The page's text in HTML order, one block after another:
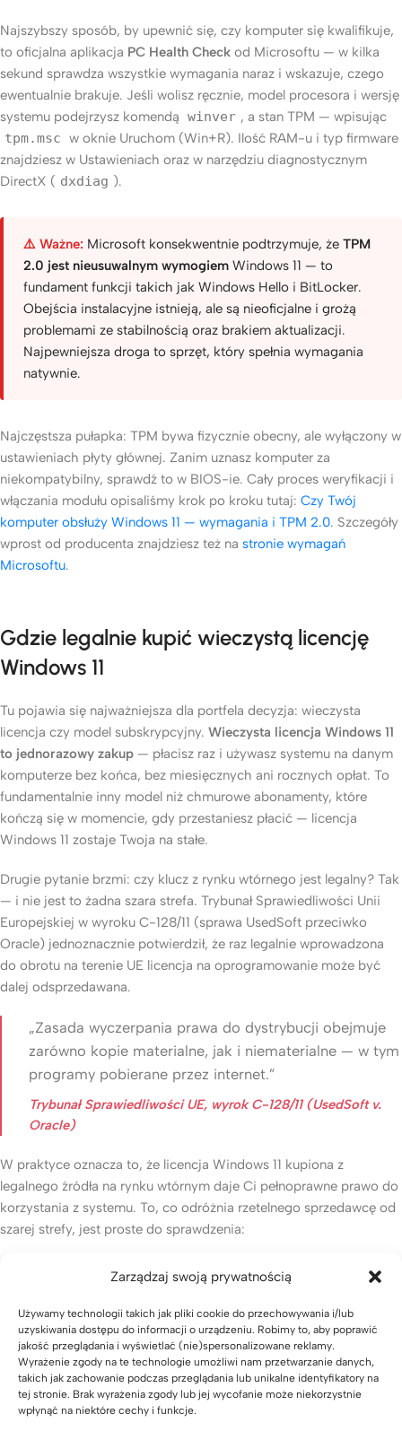
Zarządzaj swoją prywatnością
Używamy technologii takich jak pliki cookie do przechowywania i/lub
uzyskiwania dostępu do informacji o urządzeniu. Robimy to, aby poprawić
jakość przeglądania i wyświetlać (nie)spersonalizowane reklamy.
Wyrażenie zgody na te technologie umożliwi nam przetwarzanie danych,
takich jak zachowanie podczas przeglądania lub unikalne identyfikatory na
tej stronie. Brak wyrażenia zgody lub jej wycofanie może niekorzystnie
wpłynąć na niektóre cechy i funkcje.
Najszybszy sposób, by upewnić się, czy komputer się kwalifikuje,
to oficjalna aplikacja PC Health Check od Microsoftu — w kilka
sekund sprawdza wszystkie wymagania naraz i wskazuje, czego
ewentualnie brakuje. Jeśli wolisz ręcznie, model procesora i wersję
systemu podejrzysz komendą winver , a stan TPM — wpisując
tpm.msc w oknie Uruchom (Win+R). Ilość RAM-u i typ firmware
znajdziesz w Ustawieniach oraz w narzędziu diagnostycznym
DirectX ( dxdiag ).
⚠️ Ważne: Microsoft konsekwentnie podtrzymuje, że TPM
2.0 jest nieusuwalnym wymogiem Windows 11 — to
fundament funkcji takich jak Windows Hello i BitLocker.
Obejścia instalacyjne istnieją, ale są nieoficjalne i grożą
problemami ze stabilnością oraz brakiem aktualizacji.
Najpewniejsza droga to sprzęt, który spełnia wymagania
natywnie.
Najczęstsza pułapka: TPM bywa fizycznie obecny, ale wyłączony w
ustawieniach płyty głównej. Zanim uznasz komputer za
niekompatybilny, sprawdź to w BIOS-ie. Cały proces weryfikacji i
włączania modułu opisaliśmy krok po kroku tutaj: Czy Twój
komputer obsłuży Windows 11 — wymagania i TPM 2.0. Szczegóły
wprost od producenta znajdziesz też na stronie wymagań
Microsoftu.
Gdzie legalnie kupić wieczystą licencję
Windows 11
Tu pojawia się najważniejsza dla portfela decyzja: wieczysta
licencja czy model subskrypcyjny. Wieczysta licencja Windows 11
to jednorazowy zakup — płacisz raz i używasz systemu na danym
komputerze bez końca, bez miesięcznych ani rocznych opłat. To
fundamentalnie inny model niż chmurowe abonamenty, które
kończą się w momencie, gdy przestaniesz płacić — licencja
Windows 11 zostaje Twoja na stałe.
Drugie pytanie brzmi: czy klucz z rynku wtórnego jest legalny? Tak
— i nie jest to żadna szara strefa. Trybunał Sprawiedliwości Unii
Europejskiej w wyroku C-128/11 (sprawa UsedSoft przeciwko
Oracle) jednoznacznie potwierdził, że raz legalnie wprowadzona
do obrotu na terenie UE licencja na oprogramowanie może być
dalej odsprzedawana.
„Zasada wyczerpania prawa do dystrybucji obejmuje
zarówno kopie materialne, jak i niematerialne — w tym
programy pobierane przez internet.”
Trybunał Sprawiedliwości UE, wyrok C-128/11 (UsedSoft v.
Oracle)
W praktyce oznacza to, że licencja Windows 11 kupiona z
legalnego źródła na rynku wtórnym daje Ci pełnoprawne prawo do
korzystania z systemu. To, co odróżnia rzetelnego sprzedawcę od
szarej strefy, jest proste do sprawdzenia:
— dokument zakupu, którego nie wystawi
Oświadczenie o legalności pochodzeniaklucza — potwierdzenie
zgodne z wyrokiem TSUE
Dostawa klucza na e-mail w czasie do 1 godziny — bez czekania
na przesyłkę fizyczną
Pełne wyjaśnienie podstaw prawnych i tego, co realnie oznaczają
dla kupującego, opisaliśmy w osobnym artykule: